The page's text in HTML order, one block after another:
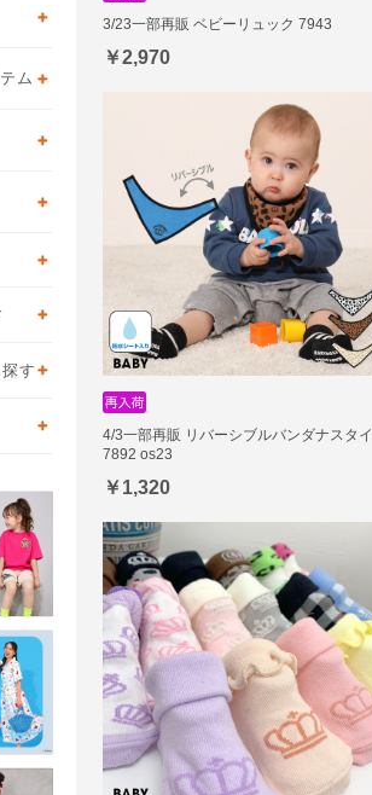
3/23一部再販 ベビーリュック 7943
￥2,970
4/3一部再販 リバーシブルバンダナスタイ
7892 os23
￥1,320
ム
す